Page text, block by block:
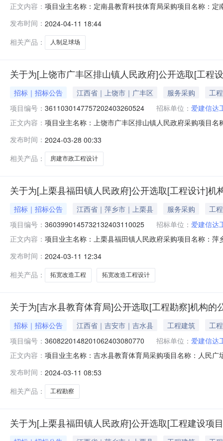
正文内容： 项目业主名称：定南县教育科技体育局采购项目名称：
二期2片11人制足球场项目造价咨询洽谈时间：3（个工
爱建信达工程咨询有
发布时间： 2024-04-11 18:44
相关产品：
人制足球场
关于为[上饶市广丰区排山镇人民政府]公开选取[工程
招标｜招标公告 江西省｜上饶市｜广丰区 服务采购
工程
项目编号： 3611030147757202403260524 招标单位： 爱建信达
正文内容： 项目业主名称：上饶市广丰区排山镇人民政府采购项目
（符合上述两个条件之一），项目业主将重新启动随机“
市广丰
发布时间： 2024-03-28 00:33
相关产品：
房建市政工程设计
关于为[上栗县福田镇人民政府]公开选取[工程设计]机
招标｜招标公告 江西省｜萍乡市｜上栗县 服务采购
工程
项目编号： 3603990145732132403110025 招标单位： 爱建信达
正文内容： 项目业主名称：上栗县福田镇人民政府采购项目名称：
道路拓宽改造工程设计洽谈时间：3（个工作日）签订合
爱建信达工
发布时间： 2024-03-11 12:34
相关产品：
拓宽改造工程 拓宽改造工程设计
关于为[吉水县教育体育局]公开选取[工程勘察]机构的
招标｜招标公告 江西省｜吉安市｜吉水县 工程建筑
工程
项目编号： 3608220148201062403080770 招标单位： 爱建信达
正文内容： 项目业主名称：吉水县教育体育局采购项目名称：人民
3（个工作日）签订合同时间：15（个工作日）合同备案
业
发布时间： 2024-03-11 08:53
相关产品：
工程勘察
关于为[上栗县福田镇人民政府]公开选取[工程建设项